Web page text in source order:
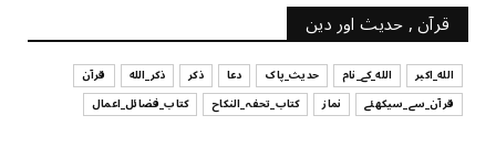
قرآن , حدیث اور دین
الله_اکبر الله_کے_نام حدیث_پاک دعا ذکر ذکر_الله
قرآن
قرآن_سے_سیکھئے
نماز کتاب_تحفہ_النکاح کتاب_فضائل_اعمال